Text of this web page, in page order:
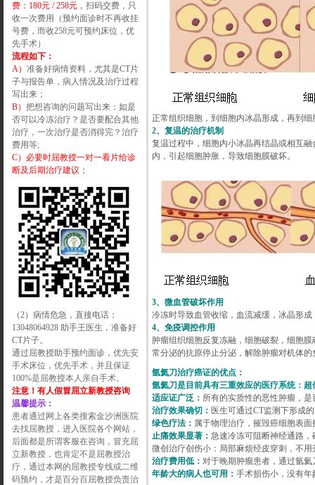
费：180元 / 258元， 扫码交费，只
收一次费用（预约面诊时不再收挂
号费，而收258元可预约床位，优
先手术）
流程如下：
A） 准备好病情资料，尤其是CT片
子与报告单，病人情况及治疗过程
写出来；
B） 把想咨询的问题写出来：如是
否可以冷冻治疗？是否要配合其他
治疗，一次治疗是否消得完？治疗
费用等;
C）必要时屈教授一对一看片给诊
断及后期治疗建议；
（2）病情危急，直接电话：
13048064928 助手王医生，准备好
CT片子。
通过屈教授助手预约面诊， 优先安
手术床位，优先手术，并且保证
100%是屈教授本人亲自手术。
注意！有人假冒屈立新教授咨询
温馨提示：
患者通过网上各类搜索金沙洲医院
去找屈教授，进入医院各个网站，
后面都是所谓客服在咨询，冒充屈
立新教授，也肯定不是屈教授治
疗，通过本网的屈教授专线或二维
码预约，才是百分百屈教授负责治
正常组织细胞，到细胞内冰晶形成，再到
2、复温的治疗机制
复温过程中，细胞内小冰晶再结晶或相互
内，引起细胞肿胀，导致细胞膜破坏。
3、微血管破坏作用
冷冻时导致血管收缩，血流减缓，冰晶形
4、免疫调控作用
肿瘤组织细胞反复冻融，细胞破裂，细胞
常分泌的抗原停止分泌，解除肿瘤对机体
氩氦刀治疗癌证的优点：
氩氦刀是目前具有三重效应的医疗系统：
适应证广泛： 所有的实质性的恶性肿瘤，
治疗效果确切： 医生可通过CT监测下形成
绿色疗法： 属于物理治疗，摧毁癌细胞表
止痛效果显著： 急速冷冻可阻断神经通路
微创治疗创伤小：局部麻烦经皮穿刺，不
治疗费用低： 对于晚期肿瘤患者，通过氩
年龄大的病人也可用： 手术损伤小，没有